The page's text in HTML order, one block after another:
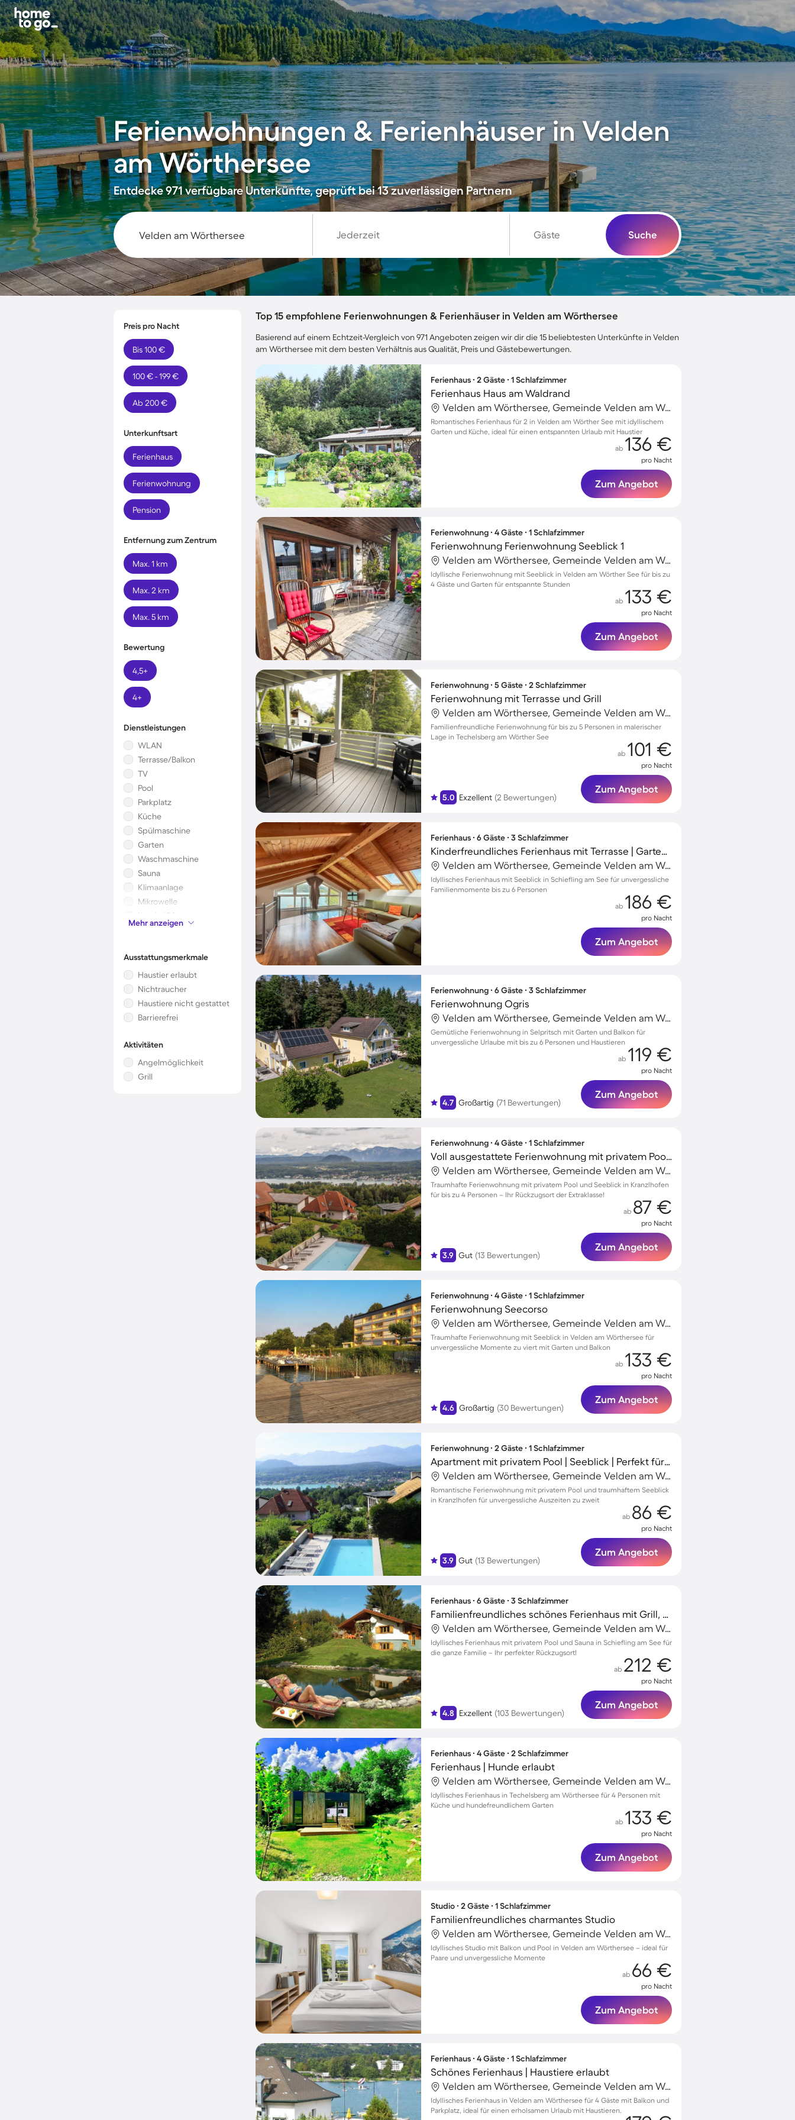
Ferienwohnungen & Ferienhäuser in Velden
am Wörthersee
Entdecke 971 verfügbare Unterkünfte, geprüft bei 13 zuverlässigen Partnern
Jederzeit Gäste Suche
Preis pro Nacht
Bis 100 €
100 € - 199 €
Ab 200 €
Unterkunftsart
Ferienhaus
Ferienwohnung
Pension
Entfernung zum Zentrum
Max. 1 km
Max. 2 km
Max. 5 km
Bewertung
4,5+
4+
Dienstleistungen
WLAN
Terrasse/Balkon
TV
Pool
Parkplatz
Küche
Spülmaschine
Garten
Waschmaschine
Sauna
Klimaanlage
Mikrowelle
Kamin/Ofen
Kinderbett
Mehr anzeigen
Ausstattungsmerkmale
Haustier erlaubt
Nichtraucher
Haustiere nicht gestattet
Barrierefrei
Aktivitäten
Angelmöglichkeit
Grill
Top 15 empfohlene Ferienwohnungen & Ferienhäuser in Velden am Wörthersee
Basierend auf einem Echtzeit-Vergleich von 971 Angeboten zeigen wir dir die 15 beliebtesten Unterkünfte in Velden
am Wörthersee mit dem besten Verhältnis aus Qualität, Preis und Gästebewertungen.
Ferienhaus ∙ 2 Gäste ∙ 1 Schlafzimmer
Ferienhaus Haus am Waldrand
Velden am Wörthersee, Gemeinde Velden am Wörther See, Österreich
Romantisches Ferienhaus für 2 in Velden am Wörther See mit idyllischem
Garten und Küche, ideal für einen entspannten Urlaub mit Haustier
ab 136 €
pro Nacht
Zum Angebot
Ferienwohnung ∙ 4 Gäste ∙ 1 Schlafzimmer
Ferienwohnung Ferienwohnung Seeblick 1
Velden am Wörthersee, Gemeinde Velden am Wörther See, Österreich
Idyllische Ferienwohnung mit Seeblick in Velden am Wörther See für bis zu
4 Gäste und Garten für entspannte Stunden
ab 133 €
pro Nacht
Zum Angebot
Ferienwohnung ∙ 5 Gäste ∙ 2 Schlafzimmer
Ferienwohnung mit Terrasse und Grill
Velden am Wörthersee, Gemeinde Velden am Wörther See, Österreich
Familienfreundliche Ferienwohnung für bis zu 5 Personen in malerischer
Lage in Techelsberg am Wörther See
5.0 Exzellent (2 Bewertungen)
ab 101 €
pro Nacht
Zum Angebot
Ferienhaus ∙ 6 Gäste ∙ 3 Schlafzimmer
Kinderfreundliches Ferienhaus mit Terrasse | Gartenblick
Velden am Wörthersee, Gemeinde Velden am Wörther See, Österreich
Idyllisches Ferienhaus mit Seeblick in Schiefling am See für unvergessliche
Familienmomente bis zu 6 Personen
ab 186 €
pro Nacht
Zum Angebot
Ferienwohnung ∙ 6 Gäste ∙ 3 Schlafzimmer
Ferienwohnung Ogris
Velden am Wörthersee, Gemeinde Velden am Wörther See, Österreich
Gemütliche Ferienwohnung in Selpritsch mit Garten und Balkon für
unvergessliche Urlaube mit bis zu 6 Personen und Haustieren
4.7 Großartig (71 Bewertungen)
ab 119 €
pro Nacht
Zum Angebot
Ferienwohnung ∙ 4 Gäste ∙ 1 Schlafzimmer
Voll ausgestattete Ferienwohnung mit privatem Pool | Seeblick | Ideal für Homeoffice
Velden am Wörthersee, Gemeinde Velden am Wörther See, Österreich
Traumhafte Ferienwohnung mit privatem Pool und Seeblick in Kranzlhofen
für bis zu 4 Personen – Ihr Rückzugsort der Extraklasse!
3.9 Gut (13 Bewertungen)
ab 87 €
pro Nacht
Zum Angebot
Ferienwohnung ∙ 4 Gäste ∙ 1 Schlafzimmer
Ferienwohnung Seecorso
Velden am Wörthersee, Gemeinde Velden am Wörther See, Österreich
Traumhafte Ferienwohnung mit Seeblick in Velden am Wörthersee für
unvergessliche Momente zu viert mit Garten und Balkon
4.6 Großartig (30 Bewertungen)
ab 133 €
pro Nacht
Zum Angebot
Ferienwohnung ∙ 2 Gäste ∙ 1 Schlafzimmer
Apartment mit privatem Pool | Seeblick | Perfekt für die Arbeit von Zuhause
Velden am Wörthersee, Gemeinde Velden am Wörther See, Österreich
Romantische Ferienwohnung mit privatem Pool und traumhaftem Seeblick
in Kranzlhofen für unvergessliche Auszeiten zu zweit
3.9 Gut (13 Bewertungen)
ab 86 €
pro Nacht
Zum Angebot
Ferienhaus ∙ 6 Gäste ∙ 3 Schlafzimmer
Familienfreundliches schönes Ferienhaus mit Grill, Sauna und Garten | Naturblick | Haustiere sind willkommen
Velden am Wörthersee, Gemeinde Velden am Wörther See, Österreich
Idyllisches Ferienhaus mit privatem Pool und Sauna in Schiefling am See für
die ganze Familie – Ihr perfekter Rückzugsort!
4.8 Exzellent (103 Bewertungen)
ab 212 €
pro Nacht
Zum Angebot
Ferienhaus ∙ 4 Gäste ∙ 2 Schlafzimmer
Ferienhaus | Hunde erlaubt
Velden am Wörthersee, Gemeinde Velden am Wörther See, Österreich
Idyllisches Ferienhaus in Techelsberg am Wörthersee für 4 Personen mit
Küche und hundefreundlichem Garten
ab 133 €
pro Nacht
Zum Angebot
Studio ∙ 2 Gäste ∙ 1 Schlafzimmer
Familienfreundliches charmantes Studio
Velden am Wörthersee, Gemeinde Velden am Wörther See, Österreich
Idyllisches Studio mit Balkon und Pool in Velden am Wörthersee – ideal für
Paare und unvergessliche Momente
ab 66 €
pro Nacht
Zum Angebot
Ferienhaus ∙ 4 Gäste ∙ 1 Schlafzimmer
Schönes Ferienhaus | Haustiere erlaubt
Velden am Wörthersee, Gemeinde Velden am Wörther See, Österreich
Idyllisches Ferienhaus in Velden am Wörthersee für 4 Gäste mit Balkon und
Parkplatz, ideal für einen erholsamen Urlaub mit Haustieren.